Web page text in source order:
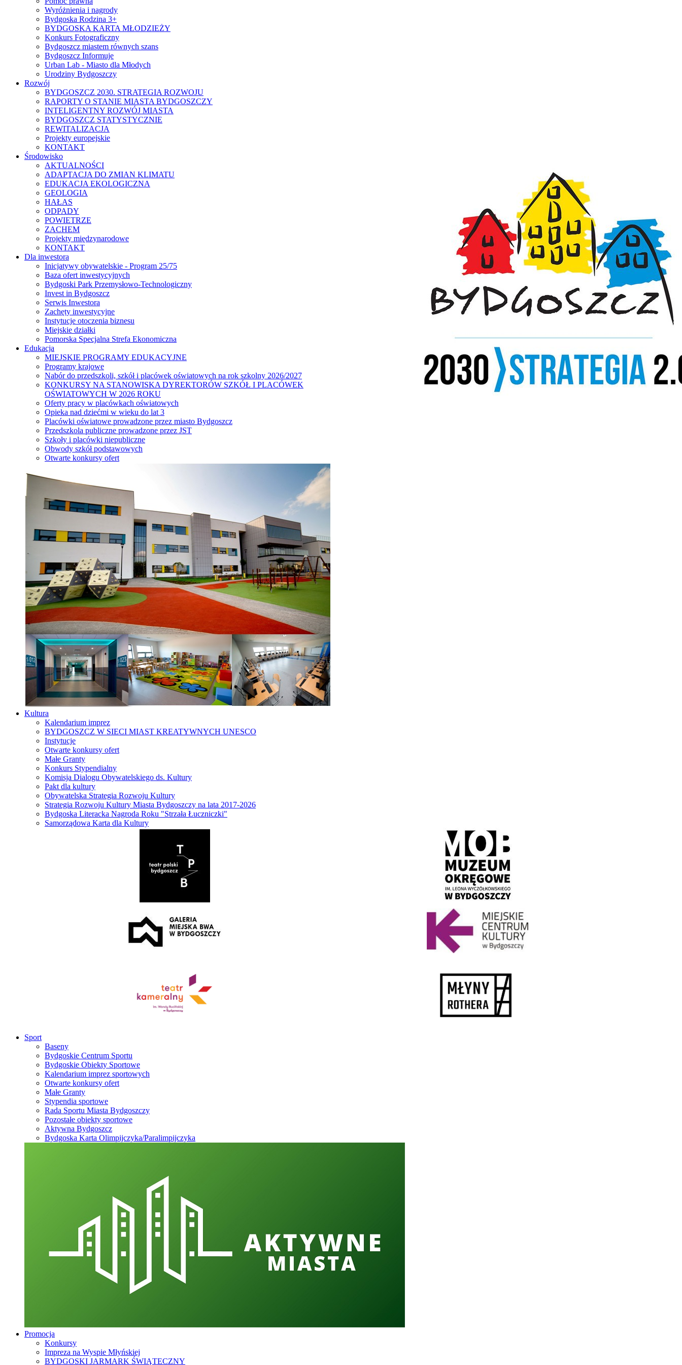
Wyróżnienia i nagrody
Bydgoska Rodzina 3+
BYDGOSKA KARTA MŁODZIEŻY
Konkurs Fotograficzny
Bydgoszcz miastem równych szans
Bydgoszcz Informuje
Urban Lab - Miasto dla Młodych
Urodziny Bydgoszczy
Rozwój
BYDGOSZCZ 2030. STRATEGIA ROZWOJU
RAPORTY O STANIE MIASTA BYDGOSZCZY
INTELIGENTNY ROZWÓJ MIASTA
BYDGOSZCZ STATYSTYCZNIE
REWITALIZACJA
Projekty europejskie
KONTAKT
Środowisko
AKTUALNOŚCI
ADAPTACJA DO ZMIAN KLIMATU
EDUKACJA EKOLOGICZNA
GEOLOGIA
HAŁAS
ODPADY
POWIETRZE
ZACHEM
Projekty międzynarodowe
KONTAKT
Dla inwestora
Inicjatywy obywatelskie - Program 25/75
Baza ofert inwestycyjnych
Bydgoski Park Przemysłowo-Technologiczny
Invest in Bydgoszcz
Serwis Inwestora
Zachęty inwestycyjne
Instytucje otoczenia biznesu
Miejskie działki
Pomorska Specjalna Strefa Ekonomiczna
Edukacja
MIEJSKIE PROGRAMY EDUKACYJNE
Programy krajowe
Nabór do przedszkoli, szkół i placówek oświatowych na rok szkolny 2026/2027
KONKURSY NA STANOWISKA DYREKTORÓW SZKÓŁ I PLACÓWEK
OŚWIATOWYCH W 2026 ROKU
Oferty pracy w placówkach oświatowych
Opieka nad dziećmi w wieku do lat 3
Placówki oświatowe prowadzone przez miasto Bydgoszcz
Przedszkola publiczne prowadzone przez JST
Szkoły i placówki niepubliczne
Obwody szkół podstawowych
Otwarte konkursy ofert
Kultura
Kalendarium imprez
BYDGOSZCZ W SIECI MIAST KREATYWNYCH UNESCO
Instytucje
Otwarte konkursy ofert
Małe Granty
Konkurs Stypendialny
Komisja Dialogu Obywatelskiego ds. Kultury
Pakt dla kultury
Obywatelska Strategia Rozwoju Kultury
Strategia Rozwoju Kultury Miasta Bydgoszczy na lata 2017-2026
Bydgoska Literacka Nagroda Roku "Strzała Łuczniczki"
Samorządowa Karta dla Kultury
Sport
Baseny
Bydgoskie Centrum Sportu
Bydgoskie Obiekty Sportowe
Kalendarium imprez sportowych
Otwarte konkursy ofert
Małe Granty
Stypendia sportowe
Rada Sportu Miasta Bydgoszczy
Pozostałe obiekty sportowe
Aktywna Bydgoszcz
Bydgoska Karta Olimpijczyka/Paralimpijczyka
Promocja
Konkursy
Impreza na Wyspie Młyńskiej
BYDGOSKI JARMARK ŚWIĄTECZNY